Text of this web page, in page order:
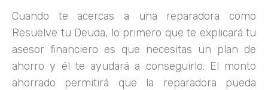
Cuando te acercas a una reparadora como
Resuelve tu Deuda, lo primero que te explicará tu
asesor financiero es que necesitas un plan de
ahorro y él te ayudará a conseguirlo. El monto
ahorrado permitirá que la reparadora pueda